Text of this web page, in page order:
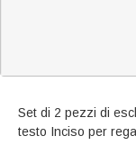
Set di 2 pezzi di
testo Inciso per